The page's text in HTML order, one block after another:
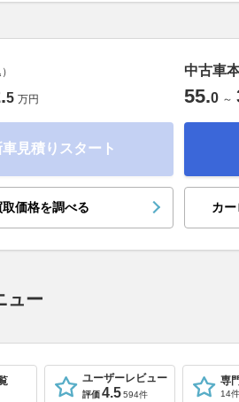
.5 万円
車見積りスタート
中古車
55.0 ～
取価格を調べる カ
ュー
ユーザーレビュー
評価4.5594件
専
14件